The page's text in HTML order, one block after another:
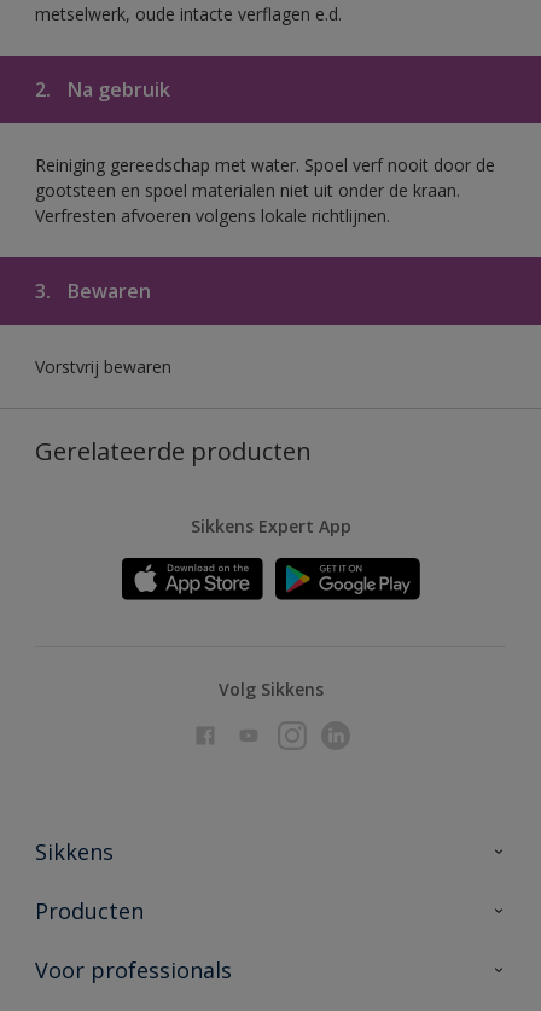
metselwerk, oude intacte verflagen e.d.
2. Na gebruik
Reiniging gereedschap met water. Spoel verf nooit door de
gootsteen en spoel materialen niet uit onder de kraan.
Verfresten afvoeren volgens lokale richtlijnen.
3. Bewaren
Vorstvrij bewaren
Gerelateerde producten
Sikkens Expert App
Volg Sikkens
Sikkens
Over Sikkens
Duurzaamheid
Producten
Producten voor binnen
Voor professionals